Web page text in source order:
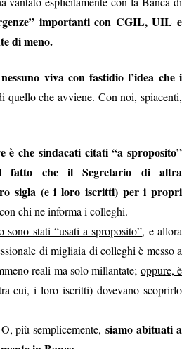
importanti con CGIL, UIL e
di meno.
viva con fastidio l’idea che i
quello che avviene. Con noi, spiacenti,
è che sindacati citati “a sproposito”
fatto che il Segretario di altra
sigla (e i loro iscritti) per i propri
chi ne informa i colleghi.
sono stati “usati a sproposito”, e allora
di migliaia di colleghi è messo a
reali ma solo millantate; oppure, è
cui, i loro iscritti) dovevano scoprirlo
più semplicemente,siamo abituati a